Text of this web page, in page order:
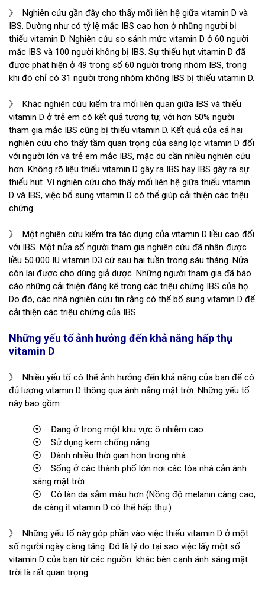
》 Nghiên cứu gần đây cho thấy mối liên hệ giữa vitamin D và
IBS. Dường như có tỷ lệ mắc IBS cao hơn ở những người bị
thiếu vitamin D. Nghiên cứu so sánh mức vitamin D ở 60 người
mắc IBS và 100 người không bị IBS. Sự thiếu hụt vitamin D đã
được phát hiện ở 49 trong số 60 người trong nhóm IBS, trong
khi đó chỉ có 31 người trong nhóm không IBS bị thiếu vitamin D.
》 Khác nghiên cứu kiểm tra mối liên quan giữa IBS và thiếu
vitamin D ở trẻ em có kết quả tương tự, với hơn 50% người
tham gia mắc IBS cũng bị thiếu vitamin D. Kết quả của cả hai
nghiên cứu cho thấy tầm quan trọng của sàng lọc vitamin D đối
với người lớn và trẻ em mắc IBS, mặc dù cần nhiều nghiên cứu
hơn. Không rõ liệu thiếu vitamin D gây ra IBS hay IBS gây ra sự
thiếu hụt. Vì nghiên cứu cho thấy mối liên hệ giữa thiếu vitamin
D và IBS, việc bổ sung vitamin D có thể giúp cải thiện các triệu
chứng.
》 Một nghiên cứu kiểm tra tác dụng của vitamin D liều cao đối
với IBS. Một nửa số người tham gia nghiên cứu đã nhận được
liều 50.000 IU vitamin D3 cứ sau hai tuần trong sáu tháng. Nửa
còn lại được cho dùng giả dược. Những người tham gia đã báo
cáo những cải thiện đáng kể trong các triệu chứng IBS của họ.
Do đó, các nhà nghiên cứu tin rằng có thể bổ sung vitamin D để
cải thiện các triệu chứng của IBS.
Những yếu tố ảnh hưởng đến khả năng hấp thụ
vitamin D
》 Nhiều yếu tố có thể ảnh hưởng đến khả năng của bạn để có
đủ lượng vitamin D thông qua ánh nắng mặt trời. Những yếu tố
này bao gồm:
⦿ Đang ở trong một khu vực ô nhiễm cao
⦿ Sử dụng kem chống nắng
⦿ Dành nhiều thời gian hơn trong nhà
⦿ Sống ở các thành phố lớn nơi các tòa nhà cản ánh
sáng mặt trời
⦿ Có làn da sẫm màu hơn (Nồng độ melanin càng cao,
da càng ít vitamin D có thể hấp thụ.)
》 Những yếu tố này góp phần vào việc thiếu vitamin D ở một
số người ngày càng tăng. Đó là lý do tại sao việc lấy một số
vitamin D của bạn từ các nguồn khác bên cạnh ánh sáng mặt
trời là rất quan trọng.